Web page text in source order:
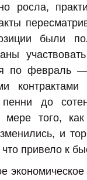
росла,
были
по февраль
до
мере того,
и
привело к